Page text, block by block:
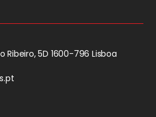
Ribeiro, 5D 1600-796 Lisboa